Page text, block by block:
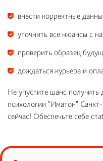
внести корректные
уточнить все нюансы с
проверить образец
дождаться курьера и
Не упустите шанс получить
психологии "Иматон"
сейчас! Обеспечьте себе